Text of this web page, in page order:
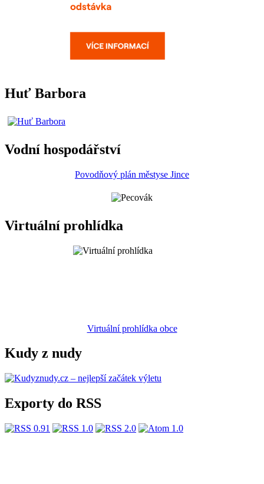
Huť Barbora
Vodní hospodářství
Povodňový plán městyse Jince
Virtuální prohlídka
Virtuální prohlídka obce
Kudy z nudy
Exporty do RSS